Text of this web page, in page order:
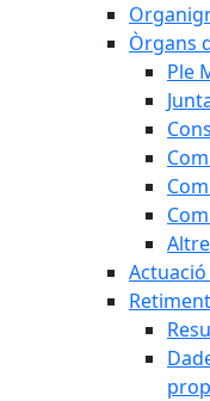
Òrgans
Ple